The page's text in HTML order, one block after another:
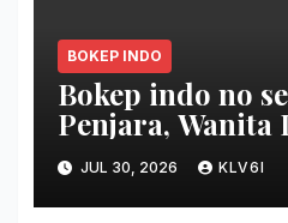
BOKEP INDO
Bokep indo no
Penjara, Wanita
Disetubuhi
Modus Nikah
JUL 30, 2026 KLV6I